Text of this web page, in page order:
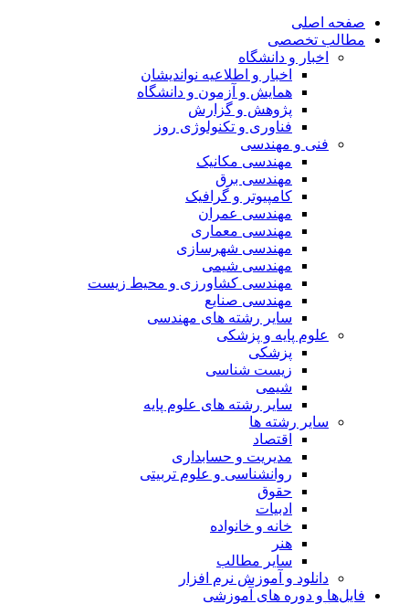
صفحه اصلی
مطالب تخصصی
اخبار و دانشگاه
اخبار و اطلاعیه نواندیشان
همایش و آزمون و دانشگاه
پژوهش و گزارش
فناوری و تکنولوژی روز
فنی و مهندسی
مهندسی مکانیک
مهندسی برق
کامپیوتر و گرافیک
مهندسی عمران
مهندسی معماری
مهندسی شهرسازی
مهندسی شیمی
مهندسی کشاورزی و محیط زیست
مهندسی صنایع
سایر رشته های مهندسی
علوم پایه و پزشکی
پزشکی
زیست شناسی
شیمی
سایر رشته های علوم پایه
سایر رشته ها
اقتصاد
مدیریت و حسابداری
روانشناسی و علوم تربیتی
حقوق
ادبیات
خانه و خانواده
هنر
سایر مطالب
دانلود و آموزش نرم افزار
فایل‌ها و دوره های آموزشی